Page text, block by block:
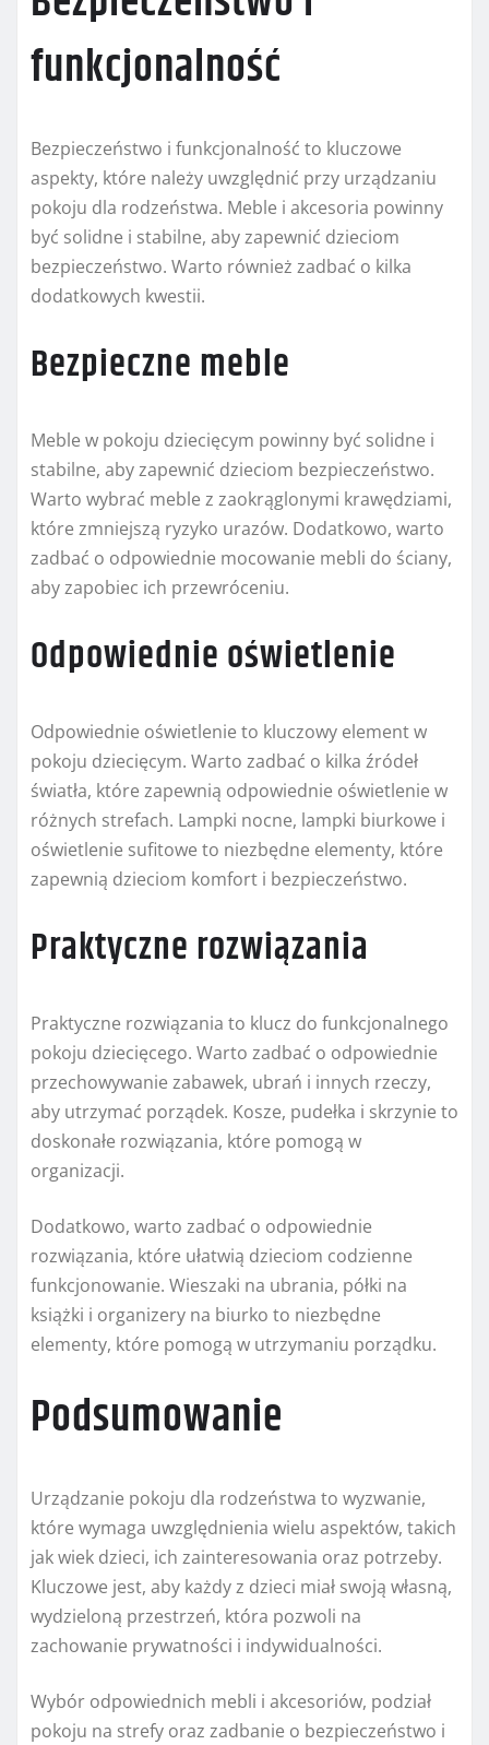
funkcjonalność
Bezpieczeństwo i funkcjonalność to kluczowe
aspekty, które należy uwzględnić przy urządzaniu
pokoju dla rodzeństwa. Meble i akcesoria powinny
być solidne i stabilne, aby zapewnić dzieciom
bezpieczeństwo. Warto również zadbać o kilka
dodatkowych kwestii.
Bezpieczne meble
Meble w pokoju dziecięcym powinny być solidne i
stabilne, aby zapewnić dzieciom bezpieczeństwo.
Warto wybrać meble z zaokrąglonymi krawędziami,
które zmniejszą ryzyko urazów. Dodatkowo, warto
zadbać o odpowiednie mocowanie mebli do ściany,
aby zapobiec ich przewróceniu.
Odpowiednie oświetlenie
Odpowiednie oświetlenie to kluczowy element w
pokoju dziecięcym. Warto zadbać o kilka źródeł
światła, które zapewnią odpowiednie oświetlenie w
różnych strefach. Lampki nocne, lampki biurkowe i
oświetlenie sufitowe to niezbędne elementy, które
zapewnią dzieciom komfort i bezpieczeństwo.
Praktyczne rozwiązania
Praktyczne rozwiązania to klucz do funkcjonalnego
pokoju dziecięcego. Warto zadbać o odpowiednie
przechowywanie zabawek, ubrań i innych rzeczy,
aby utrzymać porządek. Kosze, pudełka i skrzynie to
doskonałe rozwiązania, które pomogą w
organizacji.
Dodatkowo, warto zadbać o odpowiednie
rozwiązania, które ułatwią dzieciom codzienne
funkcjonowanie. Wieszaki na ubrania, półki na
książki i organizery na biurko to niezbędne
elementy, które pomogą w utrzymaniu porządku.
Podsumowanie
Urządzanie pokoju dla rodzeństwa to wyzwanie,
które wymaga uwzględnienia wielu aspektów, takich
jak wiek dzieci, ich zainteresowania oraz potrzeby.
Kluczowe jest, aby każdy z dzieci miał swoją własną,
wydzieloną przestrzeń, która pozwoli na
zachowanie prywatności i indywidualności.
Wybór odpowiednich mebli i akcesoriów, podział
pokoju na strefy oraz zadbanie o bezpieczeństwo i